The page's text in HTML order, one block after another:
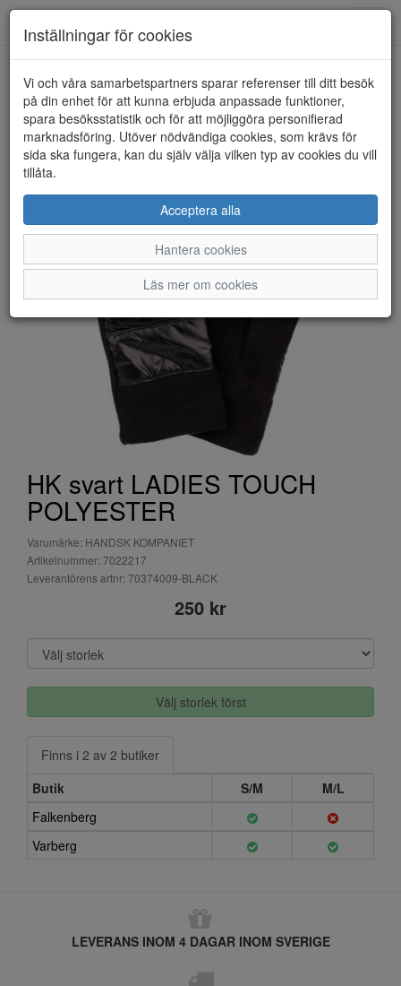
HEM HANDSK KOMPANIET
HK svart LADIES TOUCH
POLYESTER
Varumärke: HANDSK KOMPANIET
Artikelnummer: 7022217
Leverantörens artnr: 70374009-BLACK
250 kr
Välj storlek först
Finns i 2 av 2 butiker
Butik
S/M
M/L
Falkenberg
Varberg
LEVERANS INOM 4 DAGAR INOM SVERIGE
Inställningar för cookies
Vi och våra samarbetspartners sparar referenser till ditt besök
på din enhet för att kunna erbjuda anpassade funktioner,
spara besöksstatistik och för att möjliggöra personifierad
marknadsföring. Utöver nödvändiga cookies, som krävs för
sida ska fungera, kan du själv välja vilken typ av cookies du vill
tillåta.
Acceptera alla
Hantera cookies
Läs mer om cookies